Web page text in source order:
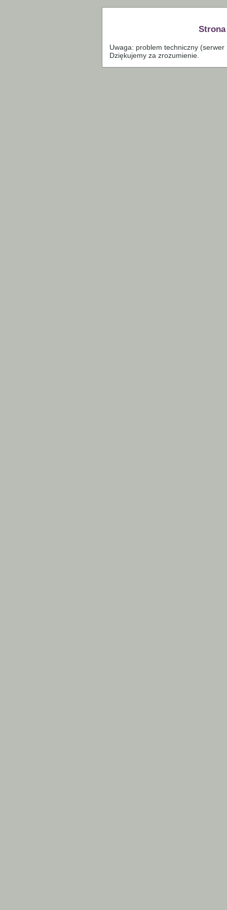
Uwaga: problem techniczny
Dziękujemy za zrozumienie.